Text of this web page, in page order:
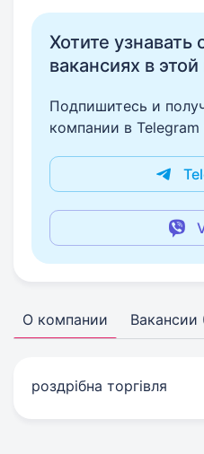
Хотите узнавать
вакансиях в
Подпишитесь и
компании в Telegram
О компании Вакансии
роздрібна торгівля